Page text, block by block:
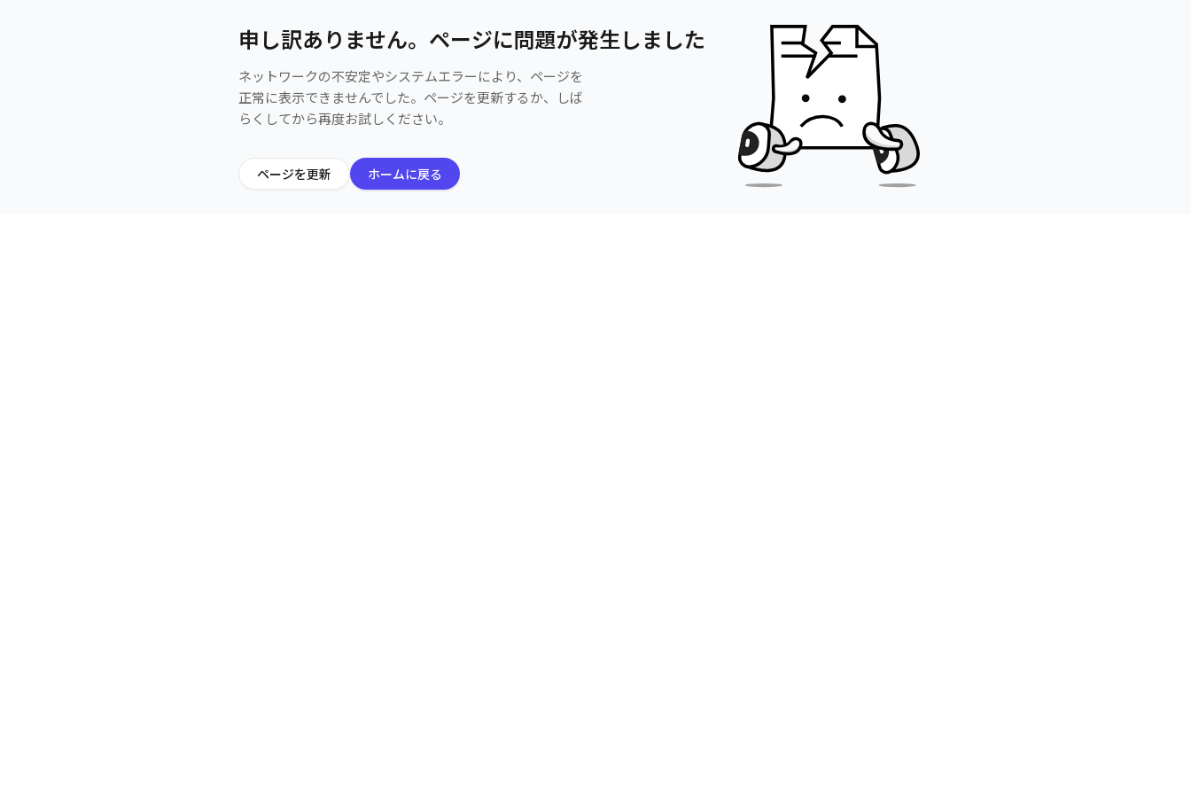
申し訳ありません。ページに問題が発生しました
ネットワークの不安定やシステムエラーにより、ページを
正常に表示できませんでした。ページを更新するか、しば
らくしてから再度お試しください。
ページを更新 ホームに戻る